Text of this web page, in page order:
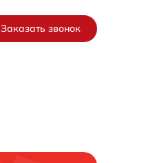
Заказать звонок